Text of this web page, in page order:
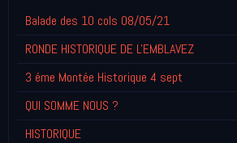
Balade des 10 cols 08/05/21
RONDE HISTORIQUE DE L'EMBLAVEZ
3 éme Montée Historique 4 sept
QUI SOMME NOUS ?
HISTORIQUE